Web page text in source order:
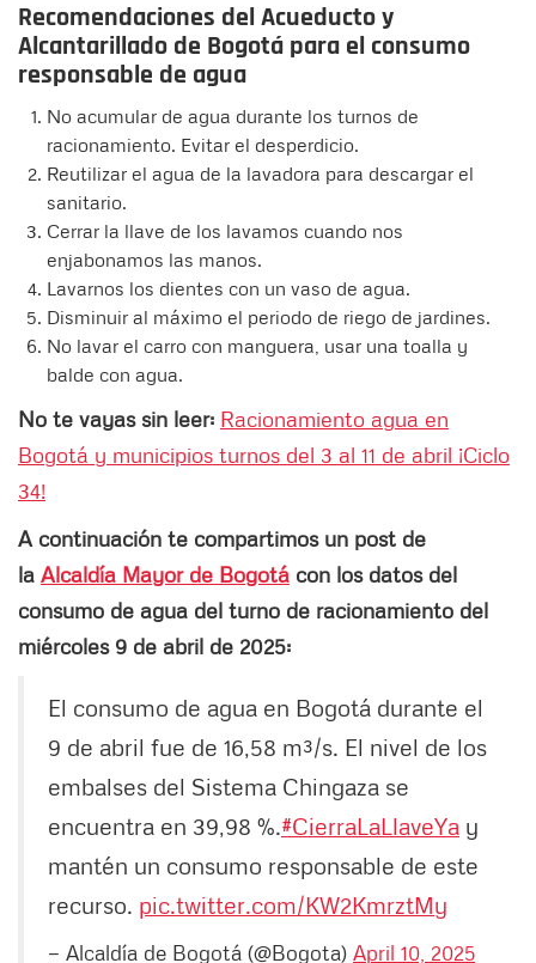
Recomendaciones del Acueducto y
Alcantarillado de Bogotá para el consumo
responsable de agua
No acumular de agua durante los turnos de
racionamiento. Evitar el desperdicio.
Reutilizar el agua de la lavadora para descargar el
sanitario.
Cerrar la llave de los lavamos cuando nos
enjabonamos las manos.
Lavarnos los dientes con un vaso de agua.
Disminuir al máximo el periodo de riego de jardines.
No lavar el carro con manguera, usar una toalla y
balde con agua.
No te vayas sin leer: Racionamiento agua en
Bogotá y municipios turnos del 3 al 11 de abril ¡Ciclo
34!
A continuación te compartimos un post de
la Alcaldía Mayor de Bogotá con los datos del
consumo de agua del turno de racionamiento del
miércoles 9 de abril de 2025:
El consumo de agua en Bogotá durante el
9 de abril fue de 16,58 m³/s. El nivel de los
embalses del Sistema Chingaza se
encuentra en 39,98 %.#CierraLaLlaveYa y
mantén un consumo responsable de este
recurso. pic.twitter.com/KW2KmrztMy
— Alcaldía de Bogotá (@Bogota) April 10, 2025